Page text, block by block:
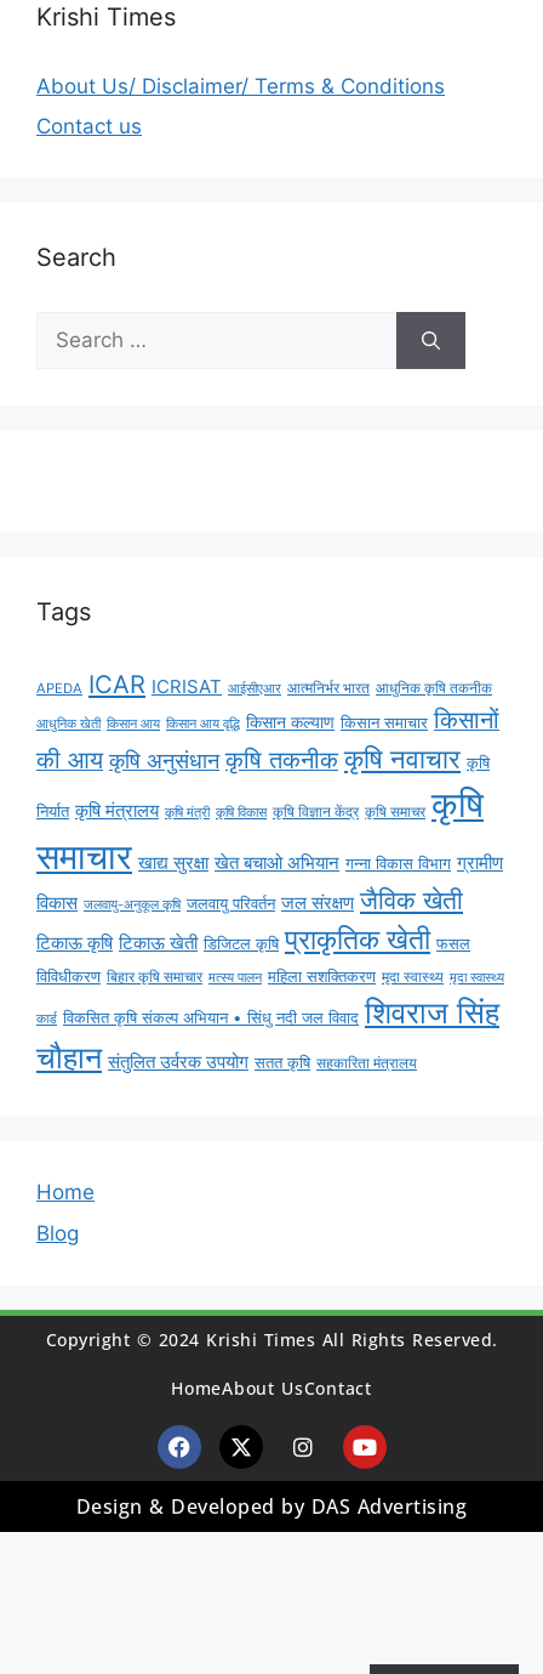
Krishi Times
About Us/ Disclaimer/ Terms & Conditions
Contact us
Search
Tags
APEDA ICAR ICRISAT आईसीएआर आत्मनिर्भर भारत आधुनिक कृषि तकनीक
आधुनिक खेती किसान आय किसान आय वृद्धि किसान कल्याण किसान समाचार किसानों
की आय कृषि अनुसंधान कृषि तकनीक कृषि नवाचार कृषि
निर्यात कृषि मंत्रालय कृषि मंत्री कृषि विकास कृषि विज्ञान केंद्र कृषि समाचर कृषि
समाचार खाद्य सुरक्षा खेत बचाओ अभियान गन्ना विकास विभाग ग्रामीण
विकास जलवायु-अनुकूल कृषि जलवायु परिवर्तन जल संरक्षण जैविक खेती
टिकाऊ कृषि टिकाऊ खेती डिजिटल कृषि प्राकृतिक खेती फसल
विविधीकरण बिहार कृषि समाचार मत्स्य पालन महिला सशक्तिकरण मृदा स्वास्थ्य मृदा स्वास्थ्य
कार्ड विकसित कृषि संकल्प अभियान • सिंधु नदी जल विवाद शिवराज सिंह
चौहान संतुलित उर्वरक उपयोग सतत कृषि सहकारिता मंत्रालय
Home
Blog
Copyright © 2024 Krishi Times All Rights Reserved.
HomeAbout UsContact
Design & Developed by DAS Advertising